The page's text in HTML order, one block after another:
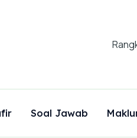
Soal Jawab